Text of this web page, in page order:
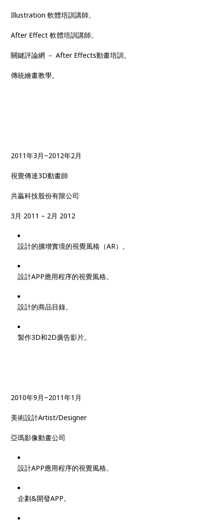
Illustration 軟體培訓講師。
After Effect 軟體培訓講師。
關鍵評論網 － After Effects動畫培訓。
傳統繪畫教學。
2011年3月~2012年2月
視覺傳達3D動畫師
共贏科技股份有限公司
3月 2011 – 2月 2012
設計的擴增實境的視覺風格（AR）。
設計APP應用程序的視覺風格。
設計的商品目錄。
製作3D和2D廣告影片。
2010年9月~2011年1月
美術設計Artist/Designer
亞瑪影像動畫公司
設計APP應用程序的視覺風格。
企劃&開發APP。